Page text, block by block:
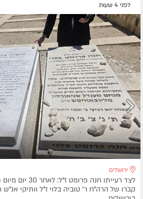
לפני 4 שעות
ירושלים
לצד רעייתו חנה
קברו של הרה"ח ר' טוביה בלוי ז"ל וותיקי